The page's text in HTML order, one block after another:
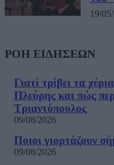
19/
ΡΟΗ ΕΙΔΗΣΕΩΝ
Γιατί τρίβει τα
Πλεύρης και πώς
Τριαντόπουλος
09/08/2026
Ποιοι γιορτάζουν
09/08/2026